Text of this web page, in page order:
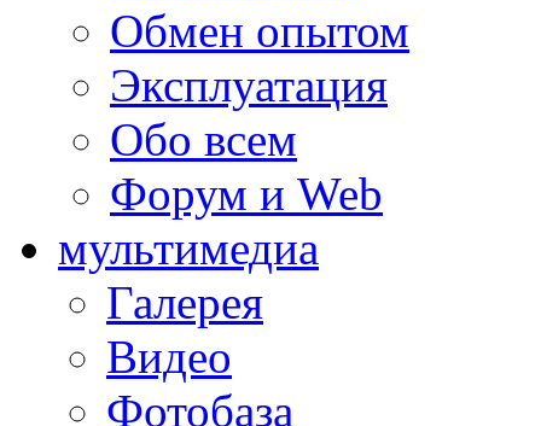
Обмен опытом
Эксплуатация
Обо всем
Форум и Web
мультимедиа
Галерея
Видео
Фотобаза